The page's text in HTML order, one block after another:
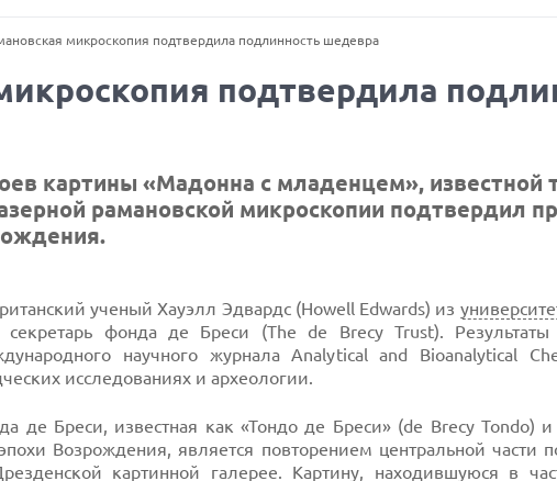
микроскопия подтвердила подлинность шедевра
подтвердила
картины «Мадонна с младенцем», известной
рамановской микроскопии подтвердил
ученый Хауэлл Эдвардс (Howell Edwards) из
секретарь фонда де Бреси (The de Brecy Trust).
научного журнала Analytical and Bioanalytical
исследованиях и археологии.
де Бреси, известная как «Тондо де Бреси» (de Brecy Tondo)
Возрождения, является повторением центральной части
картинной галерее. Картину, находившуюся в